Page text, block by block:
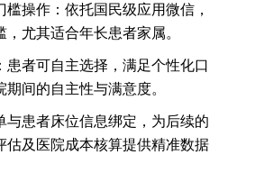
槛操作：依托国民级应用微信，
尤其适合年长患者家属。
患者可自主选择，满足个性化口
间的自主性与满意度。
与患者床位信息绑定，为后续的
估及医院成本核算提供精准数据